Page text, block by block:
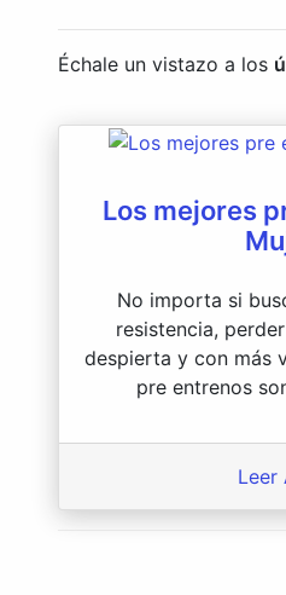
Échale un vistazo a los
Los mejores
No importa si
resistencia,
despierta y con más
pre entrenos
Leer